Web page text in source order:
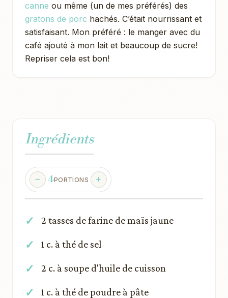
canne ou même (un de mes préférés) des
gratons de porc hachés. C’était nourrissant et
satisfaisant. Mon préféré : le manger avec du
café ajouté à mon lait et beaucoup de sucre!
Repriser cela est bon!
Ingrédients
4PORTIONS
2 tasses de farine de maïs jaune
1 c. à thé de sel
2 c. à soupe d'huile de cuisson
1 c. à thé de poudre à pâte